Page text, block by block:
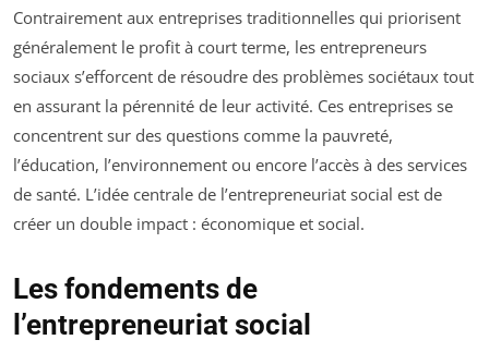
Contrairement aux entreprises traditionnelles qui priorisent
généralement le profit à court terme, les entrepreneurs
sociaux s’efforcent de résoudre des problèmes sociétaux tout
en assurant la pérennité de leur activité. Ces entreprises se
concentrent sur des questions comme la pauvreté,
l’éducation, l’environnement ou encore l’accès à des services
de santé. L’idée centrale de l’entrepreneuriat social est de
créer un double impact : économique et social.
Les fondements de
l’entrepreneuriat social